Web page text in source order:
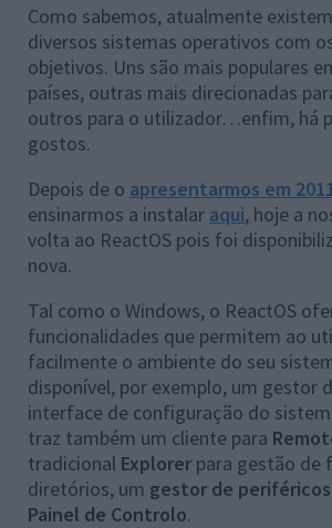
Como sabemos, atualmente
diversos sistemas operativos com
objetivos. Uns são mais populares
países, outras mais direcionadas
outros para o utilizador…enfim, há
gostos.
Depois de o apresentarmos em
ensinarmos a instalar aqui, hoje a
volta ao ReactOS pois foi
nova.
Tal como o Windows, o ReactOS
funcionalidades que permitem ao
facilmente o ambiente do seu
disponível, por exemplo, um gestor
interface de configuração do
traz também um cliente para
tradicional Explorer para gestão de
diretórios, um gestor de periféricos
Painel de Controlo.